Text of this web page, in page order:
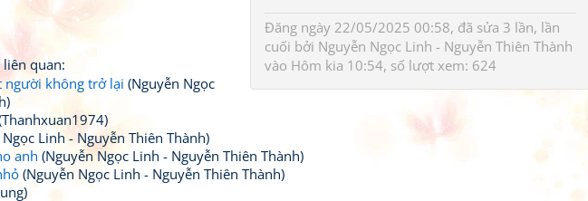
Đăng ngày 22/05/2025 00:58, đã sửa 3 lần, lần
cuối bởi Nguyễn Ngọc Linh - Nguyễn Thiên Thành
vào Hôm kia 10:54, số lượt xem: 624
quan:
người không trở lại (Nguyễn Ngọc
Linh - Nguyễn Thiên Thành)
anh (Nguyễn Ngọc Linh - Nguyễn Thiên Thành)
(Nguyễn Ngọc Linh - Nguyễn Thiên Thành)